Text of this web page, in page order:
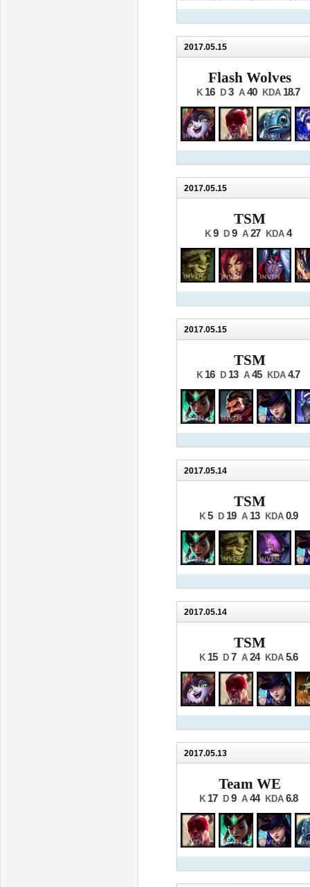
2017.05.15
Flash Wolves
K 16 D 3 A 40 KDA 18.7
2017.05.15
TSM
K 9 D 9 A 27 KDA 4
2017.05.15
TSM
K 16 D 13 A 45 KDA 4.7
2017.05.14
TSM
K 5 D 19 A 13 KDA 0.9
2017.05.14
TSM
K 15 D 7 A 24 KDA 5.6
2017.05.13
Team WE
K 17 D 9 A 44 KDA 6.8